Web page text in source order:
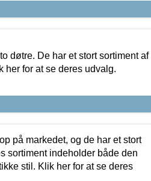
døtre. De har et stort sortiment af
her for at se deres udvalg.
på markedet, og de har et stort
sortiment indeholder både den
stil. Klik her for at se deres